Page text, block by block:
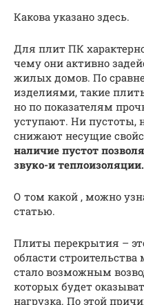
Какова указано здесь.
Для плит ПК
чему они активно
жилых домов. По
изделиями, такие
но по показателям
уступают. Ни пустоты,
снижают несущие
наличие пустот
звуко-и теплоизоляции.
О том какой , можно
статью.
Плиты перекрытия –
области
стало возможным
которых будет
нагрузка. По этой